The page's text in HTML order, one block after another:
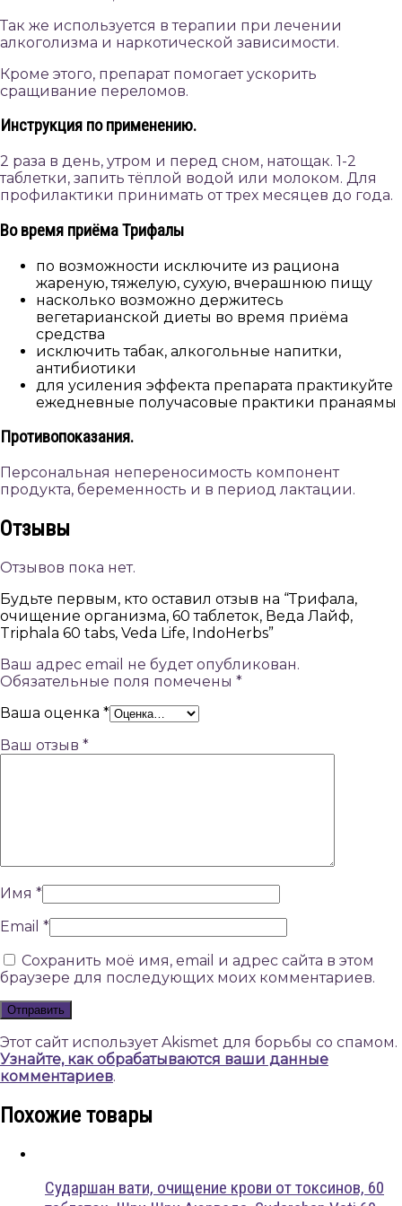
Так же используется в терапии при лечении
алкоголизма и наркотической зависимости.
Кроме этого, препарат помогает ускорить
сращивание переломов.
Инструкция по применению.
2 раза в день, утром и перед сном, натощак. 1-2
таблетки, запить тёплой водой или молоком. Для
профилактики принимать от трех месяцев до года.
Во время приёма Трифалы
по возможности исключите из рациона
жареную, тяжелую, сухую, вчерашнюю пищу
насколько возможно держитесь
вегетарианской диеты во время приёма
средства
исключить табак, алкогольные напитки,
антибиотики
для усиления эффекта препарата практикуйте
ежедневные получасовые практики пранаямы
Противопоказания.
Персональная непереносимость компонент
продукта, беременность и в период лактации.
Отзывы
Отзывов пока нет.
Будьте первым, кто оставил отзыв на “Трифала,
очищение организма, 60 таблеток, Веда Лайф,
Triphala 60 tabs, Veda Life, IndoHerbs”
Ваш адрес email не будет опубликован.
Обязательные поля помечены *
Ваша оценка *
Ваш отзыв *
Имя *
Email *
Сохранить моё имя, email и адрес сайта в этом
браузере для последующих моих комментариев.
Этот сайт использует Akismet для борьбы со спамом.
Узнайте, как обрабатываются ваши данные
комментариев.
Похожие товары
Сударшан вати, очищение крови от токсинов, 60